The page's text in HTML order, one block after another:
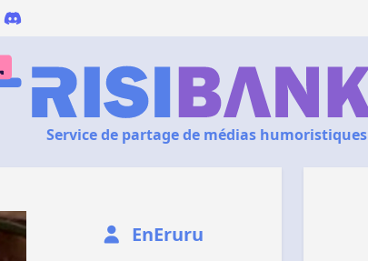
Service de partage de médias humoristiques
EnEruru